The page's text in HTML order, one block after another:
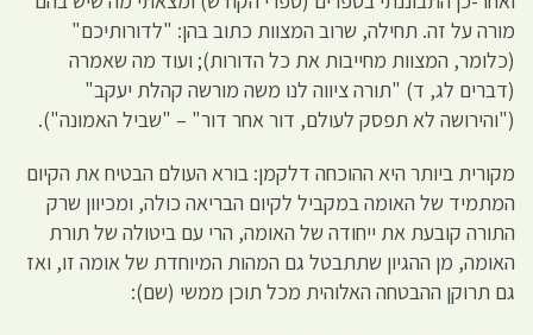
מורה על זה. תחילה, שרוב המצוות כתוב בהן: "לדורותיכם"
(כלומר, המצוות מחייבות את כל הדורות); ועוד מה שאמרה
(דברים לג, ד) "תורה ציווה לנו משה מורשה קהלת יעקב"
("והירושה לא תפסק לעולם, דור אחר דור" – "שביל האמונה").
מקורית ביותר היא ההוכחה דלקמן: בורא העולם הבטיח את הקיום
המתמיד של האומה במקביל לקיום הבריאה כולה, ומכיוון שרק
התורה קובעת את ייחודה של האומה, הרי עם ביטולה של תורת
האומה, מן ההגיון שתתבטל גם המהות המיוחדת של אומה זו, ואז
גם תרוקן ההבטחה האלוהית מכל תוכן ממשי (שם):